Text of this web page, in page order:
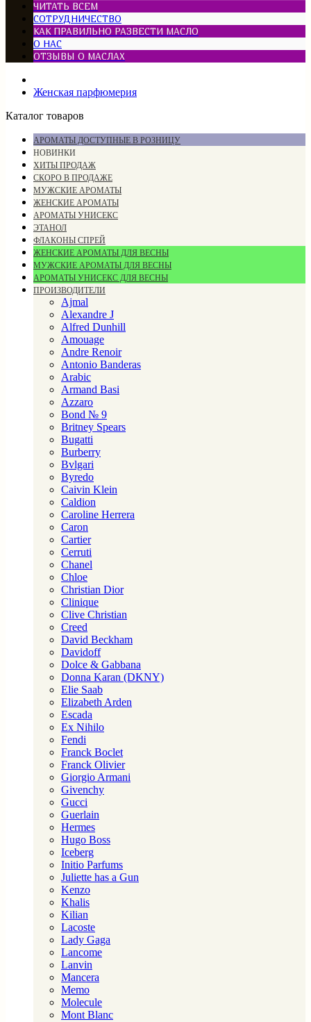
ЧИТАТЬ ВСЕМ
СОТРУДНИЧЕСТВО
КАК ПРАВИЛЬНО РАЗВЕСТИ МАСЛО
О НАС
ОТЗЫВЫ О МАСЛАХ
Женская парфюмерия
Каталог товаров
АРОМАТЫ ДОСТУПНЫЕ В РОЗНИЦУ
НОВИНКИ
ХИТЫ ПРОДАЖ
СКОРО В ПРОДАЖЕ
МУЖСКИЕ АРОМАТЫ
ЖЕНСКИЕ АРОМАТЫ
АРОМАТЫ УНИСЕКС
ЭТАНОЛ
ФЛАКОНЫ СПРЕЙ
ЖЕНСКИЕ АРОМАТЫ ДЛЯ ВЕСНЫ
МУЖСКИЕ АРОМАТЫ ДЛЯ ВЕСНЫ
АРОМАТЫ УНИСЕКС ДЛЯ ВЕСНЫ
ПРОИЗВОДИТЕЛИ
Ajmal
Alexandre J
Alfred Dunhill
Amouage
Andre Renoir
Antonio Banderas
Arabic
Armand Basi
Azzaro
Bond № 9
Britney Spears
Bugatti
Burberry
Bvlgari
Byredo
Caivin Klein
Caldion
Caroline Herrera
Caron
Cartier
Cerruti
Chanel
Chloe
Christian Dior
Clinique
Clive Christian
Creed
David Beckham
Davidoff
Dolce & Gabbana
Donna Karan (DKNY)
Elie Saab
Elizabeth Arden
Escada
Ex Nihilo
Fendi
Franck Boclet
Franck Olivier
Giorgio Armani
Givenchy
Gucci
Guerlain
Hermes
Hugo Boss
Iceberg
Initio Parfums
Juliette has a Gun
Kenzo
Khalis
Kilian
Lacoste
Lady Gaga
Lancome
Lanvin
Mancera
Memo
Molecule
Mont Blanc